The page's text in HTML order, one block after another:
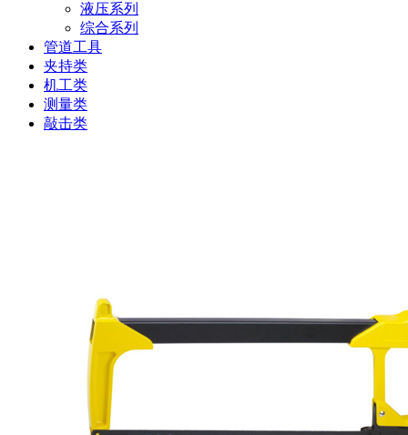
液压系列
综合系列
管道工具
夹持类
机工类
测量类
敲击类